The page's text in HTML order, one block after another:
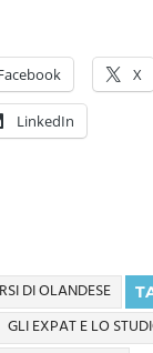
X
LinkedIn
DI OLANDESE
GLI EXPAT E LO